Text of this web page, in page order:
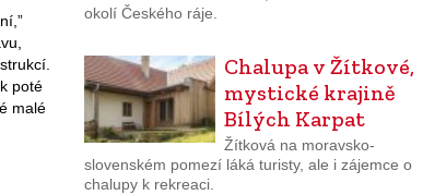
poté
malé
okolí Českého ráje.
Chalupa v Žítkové,
mystické krajině
Bílých Karpat
Žítková na moravsko-
slovenském pomezí láká turisty, ale i zájemce o
chalupy k rekreaci.